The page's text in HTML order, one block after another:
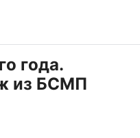
года.
из БСМП